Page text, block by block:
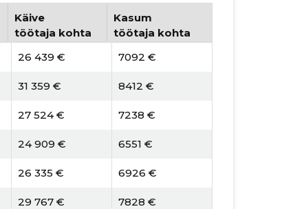
Käive
töötaja kohta
Kasum
töötaja kohta
26 439 € 7092 €
31 359 € 8412 €
27 524 € 7238 €
24 909 € 6551 €
26 335 € 6926 €
29 767 € 7828 €